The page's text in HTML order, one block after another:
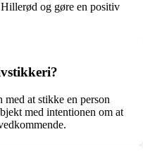
og gøre en positiv
at stikke en person
med intentionen om at